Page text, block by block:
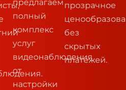
предлагаем
полный
комплекс
услуг
видеонаблюдения
от
настройки
прозрачное
без
скрытых
платежей.